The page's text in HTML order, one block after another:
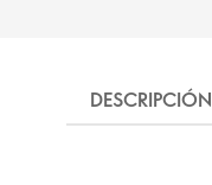
DESCRIPCIÓN